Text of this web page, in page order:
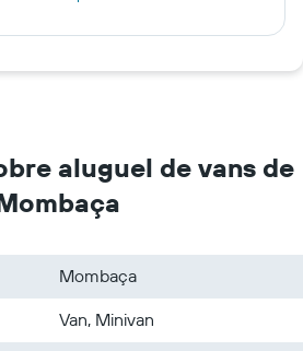
aluguel de vans de
Mombaça
Van, Minivan